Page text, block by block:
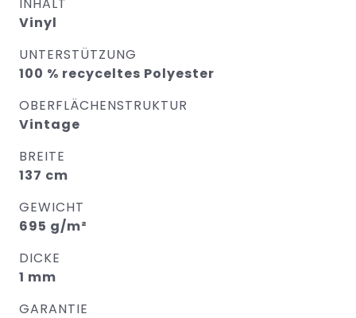
INHALT
Vinyl
UNTERSTÜTZUNG
100 % recyceltes Polyester
OBERFLÄCHENSTRUKTUR
Vintage
BREITE
137 cm
GEWICHT
695 g/m²
DICKE
1 mm
GARANTIE